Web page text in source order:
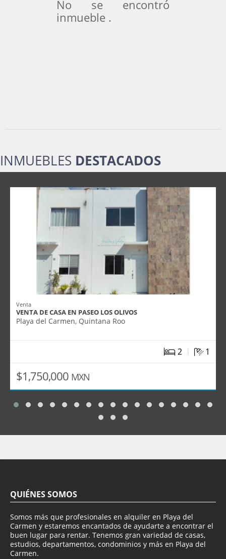
No se encontró
inmueble .
INMUEBLES DESTACADOS
Venta
VENTA DE CASA EN PASEO LOS OLIVOS
Playa del Carmen, Quintana Roo
2 | 1
$1,750,000 MXN
QUIÉNES SOMOS
Somos más que profesionales en alquiler en Playa del
Carmen y estaremos encantados de ayudarte a encontrar el
buen lugar para rentar. Tenemos gran variedad de casas,
estudios, departamentos, condominios y más en Playa del
Carmen.